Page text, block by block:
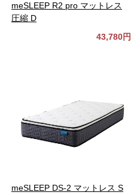
meSLEEP R2 pro マットレス
圧縮 D
43,780円
meSLEEP DS-2 マットレス S